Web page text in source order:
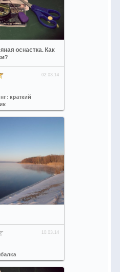
оснастка. Как
02.03.14
краткий
10.03.14